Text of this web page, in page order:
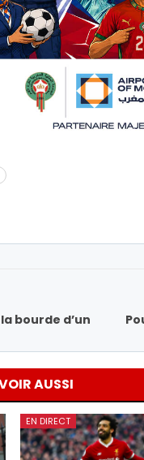
bourde d’un
AUSSI
EN DIRECT